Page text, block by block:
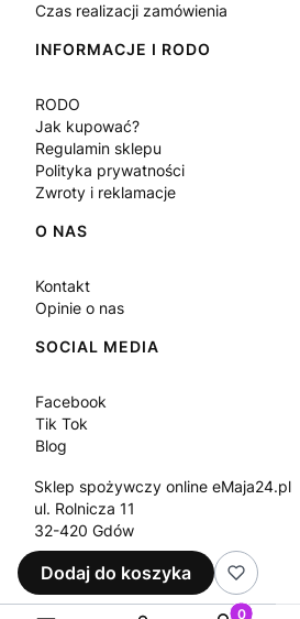
Czas realizacji zamówienia
INFORMACJE I RODO
RODO
Jak kupować?
Regulamin sklepu
Polityka prywatności
Zwroty i reklamacje
O NAS
Kontakt
Opinie o nas
SOCIAL MEDIA
Facebook
Tik Tok
Blog
Sklep spożywczy online eMaja24.pl
ul. Rolnicza 11
32-420 Gdów
Tel.+48 573 330 911
e-mail:sklep@emaja24.pl
Dodaj do koszyka